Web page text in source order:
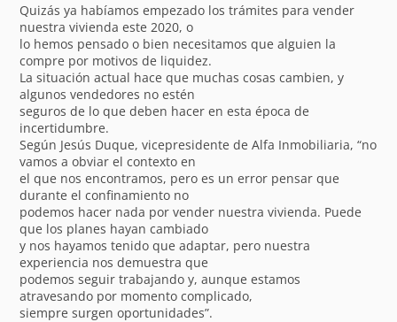
Quizás ya habíamos empezado los trámites para vender
nuestra vivienda este 2020, o
lo hemos pensado o bien necesitamos que alguien la
compre por motivos de liquidez.
La situación actual hace que muchas cosas cambien, y
algunos vendedores no estén
seguros de lo que deben hacer en esta época de
incertidumbre.
Según Jesús Duque, vicepresidente de Alfa Inmobiliaria, “no
vamos a obviar el contexto en
el que nos encontramos, pero es un error pensar que
durante el confinamiento no
podemos hacer nada por vender nuestra vivienda. Puede
que los planes hayan cambiado
y nos hayamos tenido que adaptar, pero nuestra
experiencia nos demuestra que
podemos seguir trabajando y, aunque estamos
atravesando por momento complicado,
siempre surgen oportunidades”.